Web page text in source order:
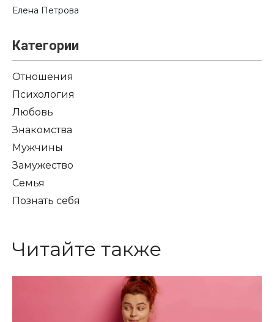
Елена Петрова
Категории
Отношения
Психология
Любовь
Знакомства
Мужчины
Замужество
Семья
Познать себя
Читайте также